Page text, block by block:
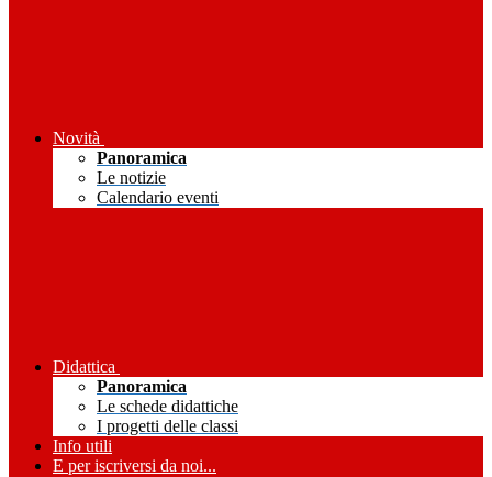
Novità
Panoramica
Le notizie
Calendario eventi
Didattica
Panoramica
Le schede didattiche
I progetti delle classi
Info utili
E per iscriversi da noi...